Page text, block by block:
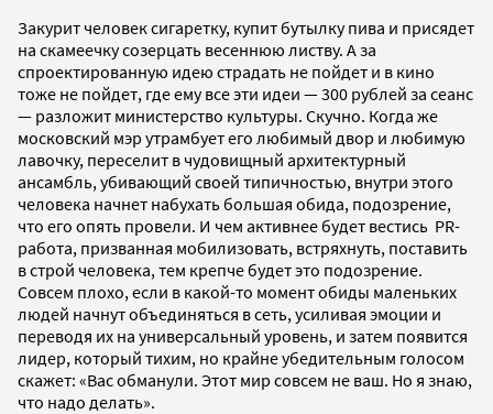
Закурит человек сигаретку, купит бутылку пива и присядет
на скамеечку созерцать весеннюю листву. А за
спроектированную идею страдать не пойдет и в кино
тоже не пойдет, где ему все эти идеи — 300 рублей за сеанс
— разложит министерство культуры. Скучно. Когда же
московский мэр утрамбует его любимый двор и любимую
лавочку, переселит в чудовищный архитектурный
ансамбль, убивающий своей типичностью, внутри этого
человека начнет набухать большая обида, подозрение,
что его опять провели. И чем активнее будет вестись PR-
работа, призванная мобилизовать, встряхнуть, поставить
в строй человека, тем крепче будет это подозрение.
Совсем плохо, если в какой-то момент обиды маленьких
людей начнут объединяться в сеть, усиливая эмоции и
переводя их на универсальный уровень, и затем появится
лидер, который тихим, но крайне убедительным голосом
скажет: «Вас обманули. Этот мир совсем не ваш. Но я знаю,
что надо делать».